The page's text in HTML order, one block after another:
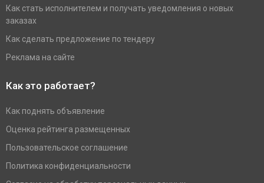
Как стать исполнителем и получать уведомления о новых
заказах
Как сделать предложение по тендеру
Реклама на сайте
Как это работает?
Как поднять объявление
Оценка рейтинга размещенных
Пользовательское соглашение
Политика конфиденциальности